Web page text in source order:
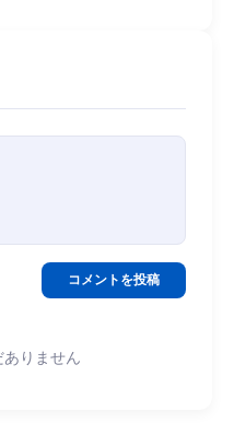
コメントを投稿
ありません